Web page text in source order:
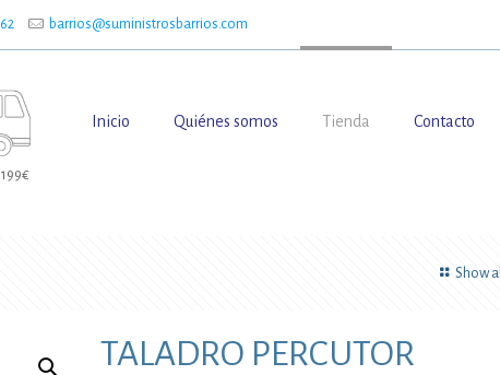
barrios@suministrosbarrios.com
Inicio Quiénes somos Tienda Contacto
Show all
TALADRO PERCUTOR